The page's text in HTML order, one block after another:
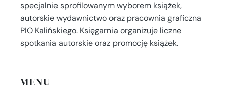
specjalnie sprofilowanym wyborem książek,
autorskie wydawnictwo oraz pracownia graficzna
PIO Kalińskiego. Księgarnia organizuje liczne
spotkania autorskie oraz promocję książek.
MENU